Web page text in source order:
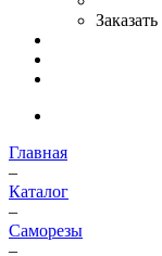
Главная
–
Каталог
–
Саморезы
–